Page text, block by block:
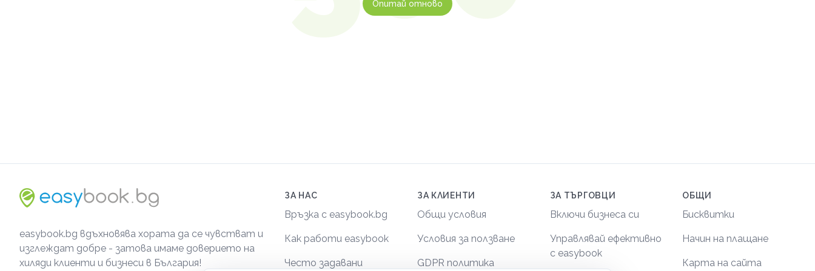
Опитай отново
easybook.bg вдъхновява хората да се чувстват и
изглеждат добре - затова имаме доверието на
хиляди клиенти и бизнеси в България!
ЗА НАС
Връзка с easybook.bg
Как работи easybook
Често задавани
ЗА КЛИЕНТИ
Общи условия
Условия за ползване
GDPR политика
ЗА ТЪРГОВЦИ
Включи бизнеса си
Управлявай ефективно
с easybook
ОБЩИ
Бисквитки
Начин на плащане
Карта на сайта